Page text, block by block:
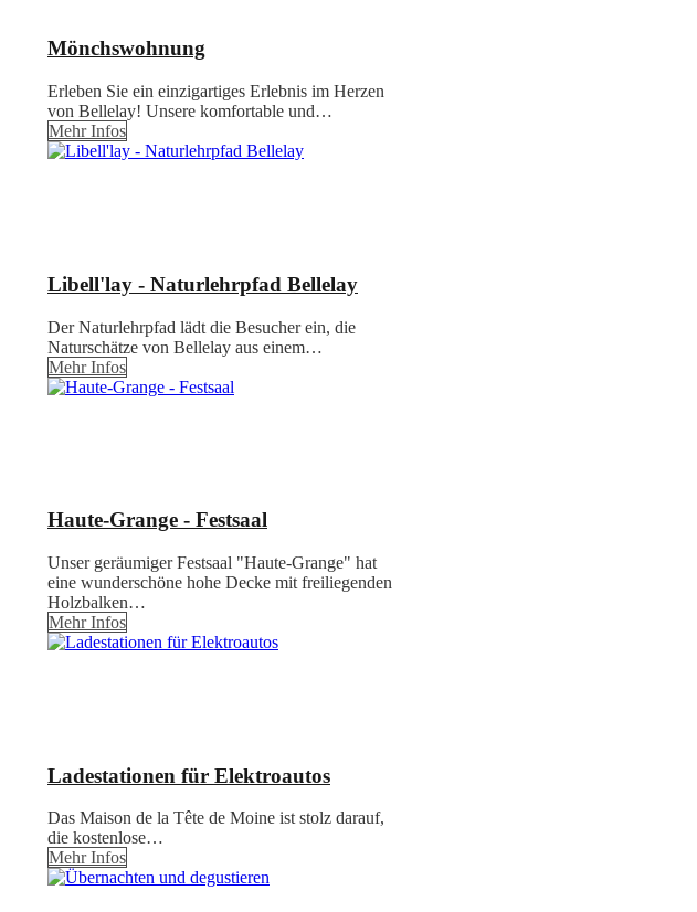
Mönchswohnung
Erleben Sie ein einzigartiges Erlebnis im Herzen
von Bellelay! Unsere komfortable und…
Mehr Infos
Libell'lay - Naturlehrpfad Bellelay
Der Naturlehrpfad lädt die Besucher ein, die
Naturschätze von Bellelay aus einem…
Mehr Infos
Haute-Grange - Festsaal
Unser geräumiger Festsaal "Haute-Grange" hat
eine wunderschöne hohe Decke mit freiliegenden
Holzbalken…
Mehr Infos
Ladestationen für Elektroautos
Das Maison de la Tête de Moine ist stolz darauf,
die kostenlose…
Mehr Infos